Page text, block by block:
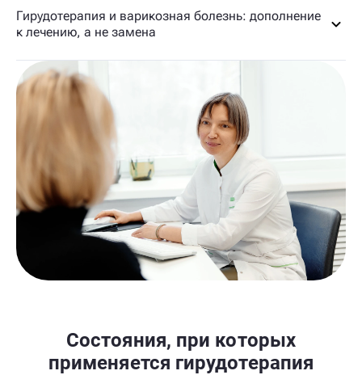
Гирудотерапия и варикозная болезнь: дополнение
к лечению, а не замена
Состояния, при которых
применяется гирудотерапия